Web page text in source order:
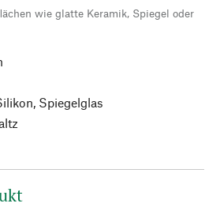
wie glatte Keramik, Spiegel oder
Spiegelglas